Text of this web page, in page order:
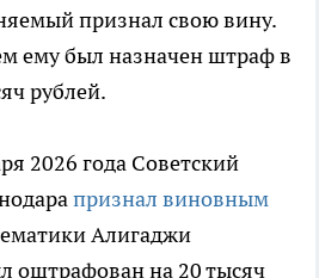
признал свою вину.
ему был назначен штраф в
рублей.
2026 года Советский
признал виновным
Алигаджи
оштрафован на 20 тысяч